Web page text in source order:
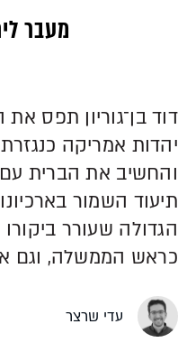
מעבר
דוד בן־גוריון תפס
יהדות אמריקה
והחשיב את הברית
תיעוד השמור בארכיונו
הגדולה שעורר
כראש הממשלה, וגם
עדי שרצר